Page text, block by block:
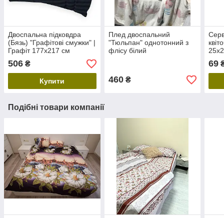
Двоспальна підковдра
(Бязь) "Графітові смужки" |
Графіт 177х217 см
506 ₴
Купити
Плед двоспальний
"Тюльпан" однотонний з
флісу білий
460₴
69
Подібні товари компанії